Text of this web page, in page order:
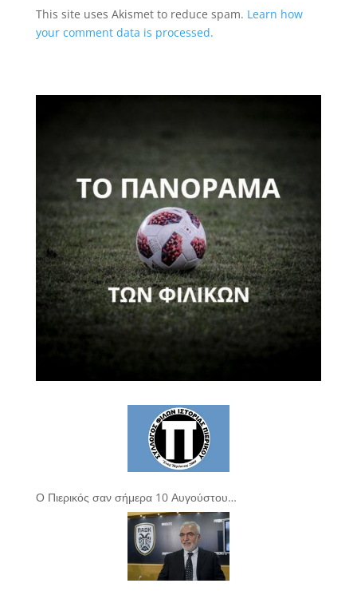
This site uses Akismet to reduce spam. Learn how
your comment data is processed.
Ο Πιερικός σαν σήμερα 10 Αυγούστου…